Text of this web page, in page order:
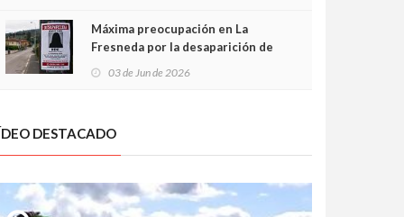
Máxima preocupación en La
Fresneda por la desaparición de
03 de Jun de 2026
DESTACADO